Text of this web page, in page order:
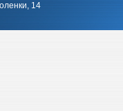
14